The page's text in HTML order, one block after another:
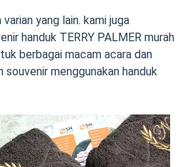
yang lain. kami juga
handuk TERRY PALMER murah
berbagai macam acara dan
menggunakan handuk